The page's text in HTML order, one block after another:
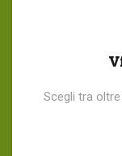
Scegli tra